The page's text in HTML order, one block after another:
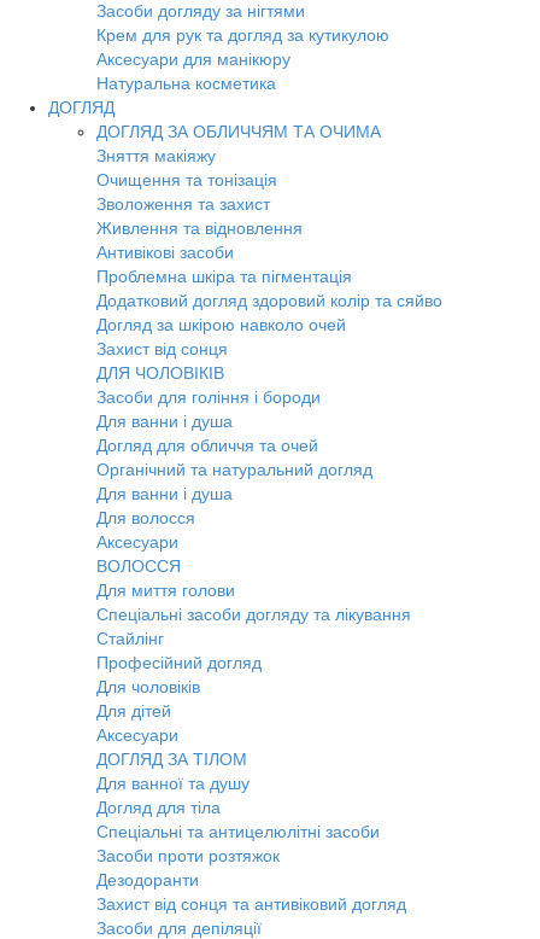
Засоби догляду за нігтями
Крем для рук та догляд за кутикулою
Аксесуари для манікюру
Натуральна косметика
ДОГЛЯД
ДОГЛЯД ЗА ОБЛИЧЧЯМ ТА ОЧИМА
Зняття макіяжу
Очищення та тонізація
Зволоження та захист
Живлення та відновлення
Антивікові засоби
Проблемна шкіра та пігментація
Додатковий догляд здоровий колір та сяйво
Догляд за шкірою навколо очей
Захист від сонця
ДЛЯ ЧОЛОВІКІВ
Засоби для гоління і бороди
Для ванни і душа
Догляд для обличчя та очей
Органічний та натуральний догляд
Для ванни і душа
Для волосся
Аксесуари
ВОЛОССЯ
Для миття голови
Спеціальні засоби догляду та лікування
Стайлінг
Професійний догляд
Для чоловіків
Для дітей
Аксесуари
ДОГЛЯД ЗА ТІЛОМ
Для ванної та душу
Догляд для тіла
Спеціальні та антицелюлітні засоби
Засоби проти розтяжок
Дезодоранти
Захист від сонця та антивіковий догляд
Засоби для депіляції